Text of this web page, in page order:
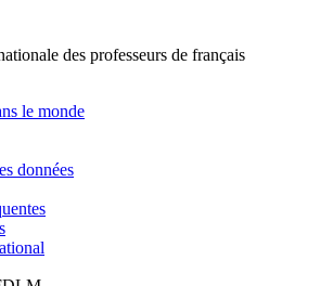
des professeurs de français
le monde
données